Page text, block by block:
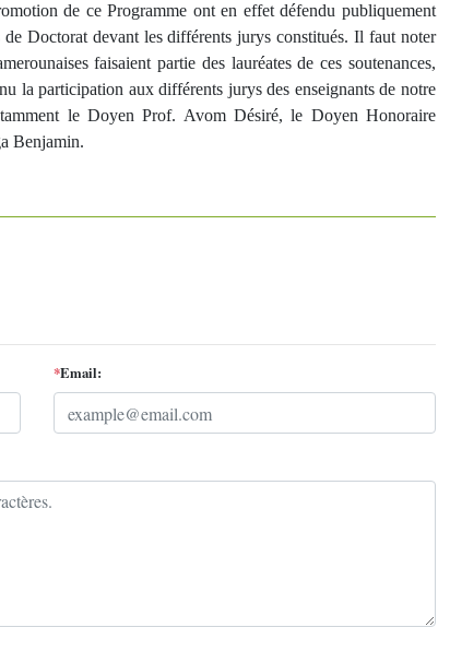
de ce Programme ont en effet défendu publiquement
de Doctorat devant les différents jurys constitués. Il faut noter
faisaient partie des lauréates de ces soutenances,
la participation aux différents jurys des enseignants de notre
le Doyen Prof. Avom Désiré, le Doyen Honoraire
Benjamin.
*Email: